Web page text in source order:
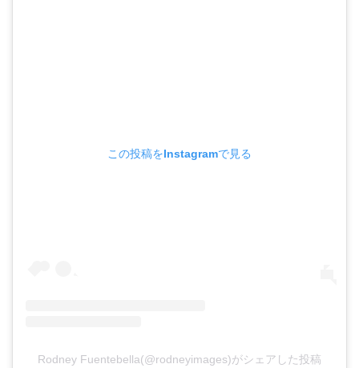
この投稿をInstagramで見る
Rodney Fuentebella(@rodneyimages)がシェアした投稿